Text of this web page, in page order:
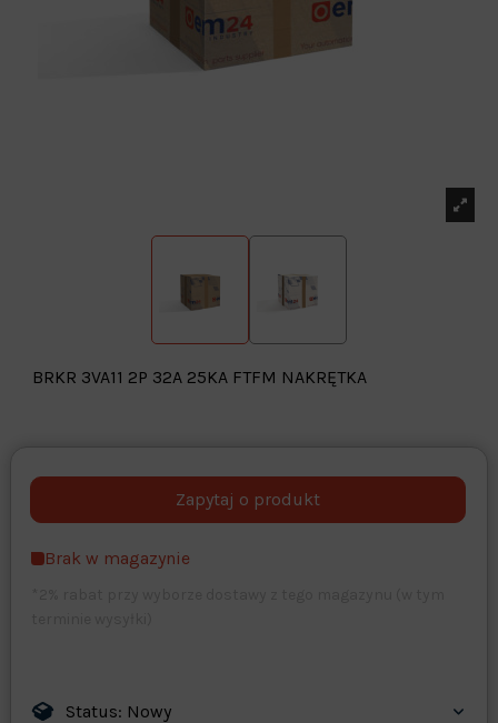
BRKR 3VA11 2P 32A 25KA FTFM NAKRĘTKA
opcjonalne Maks. 250 znaków
Brak w magazynie
Status: Nowy